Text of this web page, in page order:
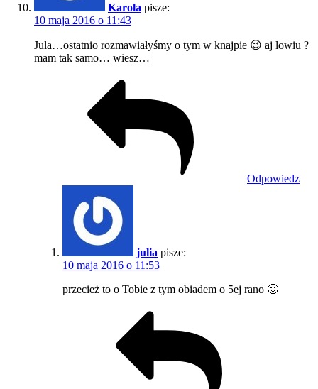
Karola pisze:
10 maja 2016 o 11:43
Jula…ostatnio rozmawiałyśmy o tym w knajpie 😉 aj lowiu ?
mam tak samo… wiesz…
Odpowiedz
julia pisze:
10 maja 2016 o 11:53
przecież to o Tobie z tym obiadem o 5ej rano 🙂